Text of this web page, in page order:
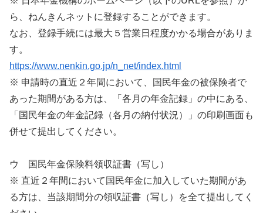
ら、ねんきんネットに登録することができます。
なお、登録手続には最大５営業日程度かかる場合がありま
す。
https://www.nenkin.go.jp/n_net/index.html
※ 申請時の直近２年間において、国民年金の被保険者で
あった期間がある方は、「各月の年金記録」の中にある、
「国民年金の年金記録（各月の納付状況）」の印刷画面も
併せて提出してください。
ウ 国民年金保険料領収証書（写し）
※ 直近２年間において国民年金に加入していた期間があ
る方は、当該期間分の領収証書（写し）を全て提出してく